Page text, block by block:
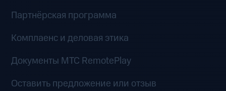
Партнёрская программа
Комплаенс и деловая этика
Документы MTC RemotePlay
Оставить предложение или отзыв